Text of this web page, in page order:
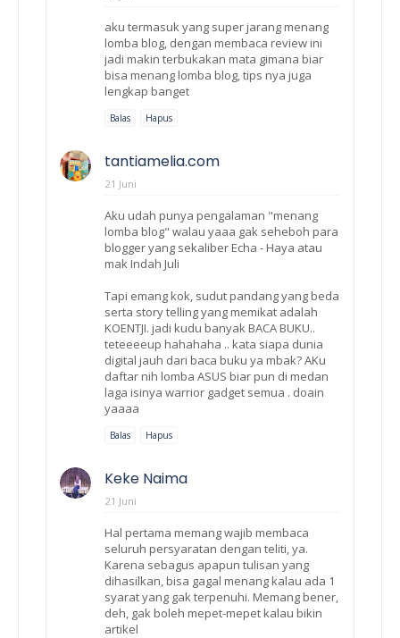
aku termasuk yang super jarang menang
lomba blog, dengan membaca review ini
jadi makin terbukakan mata gimana biar
bisa menang lomba blog, tips nya juga
lengkap banget
Balas Hapus
tantiamelia.com
21 Juni
Aku udah punya pengalaman "menang
lomba blog" walau yaaa gak seheboh para
blogger yang sekaliber Echa - Haya atau
mak Indah Juli
Tapi emang kok, sudut pandang yang beda
serta story telling yang memikat adalah
KOENTJI. jadi kudu banyak BACA BUKU..
teteeeeup hahahaha .. kata siapa dunia
digital jauh dari baca buku ya mbak? AKu
daftar nih lomba ASUS biar pun di medan
laga isinya warrior gadget semua . doain
yaaaa
Balas Hapus
Keke Naima
21 Juni
Hal pertama memang wajib membaca
seluruh persyaratan dengan teliti, ya.
Karena sebagus apapun tulisan yang
dihasilkan, bisa gagal menang kalau ada 1
syarat yang gak terpenuhi. Memang bener,
deh, gak boleh mepet-mepet kalau bikin
artikel